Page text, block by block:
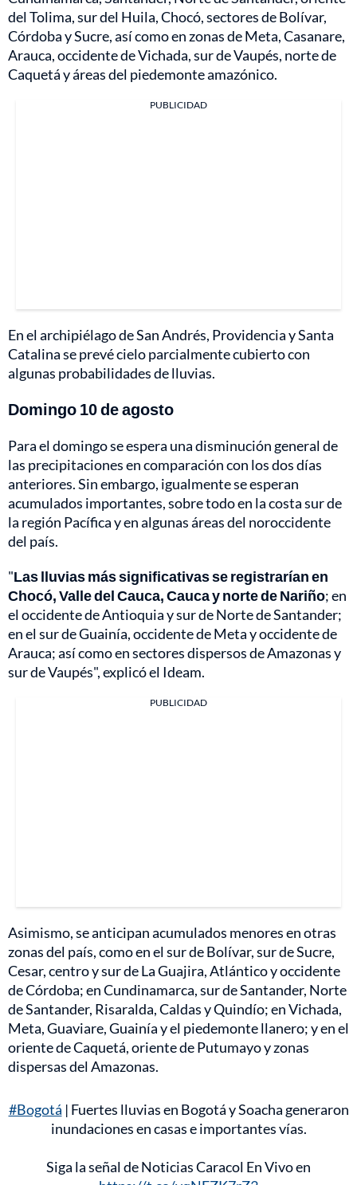
del Tolima, sur del Huila, Chocó, sectores de Bolívar,
Córdoba y Sucre, así como en zonas de Meta, Casanare,
Arauca, occidente de Vichada, sur de Vaupés, norte de
Caquetá y áreas del piedemonte amazónico.
PUBLICIDAD
En el archipiélago de San Andrés, Providencia y Santa
Catalina se prevé cielo parcialmente cubierto con
algunas probabilidades de lluvias.
Domingo 10 de agosto
Para el domingo se espera una disminución general de
las precipitaciones en comparación con los dos días
anteriores. Sin embargo, igualmente se esperan
acumulados importantes, sobre todo en la costa sur de
la región Pacífica y en algunas áreas del noroccidente
del país.
"Las lluvias más significativas se registrarían en
Chocó, Valle del Cauca, Cauca y norte de Nariño; en
el occidente de Antioquia y sur de Norte de Santander;
en el sur de Guainía, occidente de Meta y occidente de
Arauca; así como en sectores dispersos de Amazonas y
sur de Vaupés", explicó el Ideam.
PUBLICIDAD
Asimismo, se anticipan acumulados menores en otras
zonas del país, como en el sur de Bolívar, sur de Sucre,
Cesar, centro y sur de La Guajira, Atlántico y occidente
de Córdoba; en Cundinamarca, sur de Santander, Norte
de Santander, Risaralda, Caldas y Quindío; en Vichada,
Meta, Guaviare, Guainía y el piedemonte llanero; y en el
oriente de Caquetá, oriente de Putumayo y zonas
dispersas del Amazonas.
#Bogotá | Fuertes lluvias en Bogotá y Soacha generaron
inundaciones en casas e importantes vías.
Siga la señal de Noticias Caracol En Vivo en